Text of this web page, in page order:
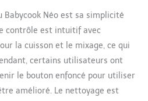
nécessitant pas de
surveillance constante
ÉCONOMIE ET RESPECT DE
L'ENVIRONNEMENT : En
comparaison avec les petits
pots industriels, le Babycook
permet une transition rapide
vers une alimentation saine
Babycook Néo est sa simplicité
contrôle est intuitif avec
la cuisson et le mixage, ce qui
certains utilisateurs ont
le bouton enfoncé pour utiliser
amélioré. Le nettoyage est